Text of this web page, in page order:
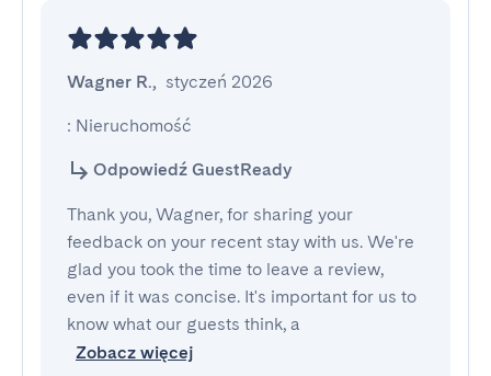
Wagner R., styczeń 2026
: Nieruchomość
Odpowiedź GuestReady
Thank you, Wagner, for sharing your
feedback on your recent stay with us. We're
glad you took the time to leave a review,
even if it was concise. It's important for us to
know what our guests think, a
Zobacz więcej